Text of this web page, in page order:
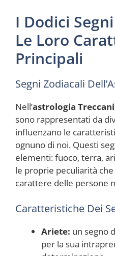
I Dodici
Le Loro
Principali
Segni Zodiacali
Nell’astrologia Treccani
sono rappresentati da
influenzano le
ognuno di noi. Questi
elementi: fuoco, terra,
le proprie peculiarità
carattere delle persone
Caratteristiche Dei
Ariete: un segno
per la sua